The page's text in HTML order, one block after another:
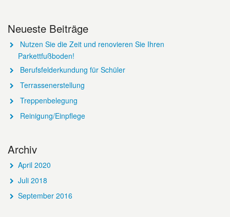
Neueste Beiträge
Nutzen Sie die Zeit und renovieren Sie Ihren
Parkettfußboden!
Berufsfelderkundung für Schüler
Terrassenerstellung
Treppenbelegung
Reinigung/Einpflege
Archiv
April 2020
Juli 2018
September 2016